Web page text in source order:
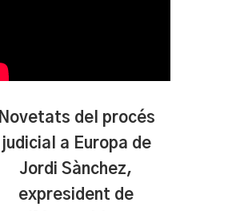
Novetats del procés
judicial a Europa de
Jordi Sànchez,
expresident de